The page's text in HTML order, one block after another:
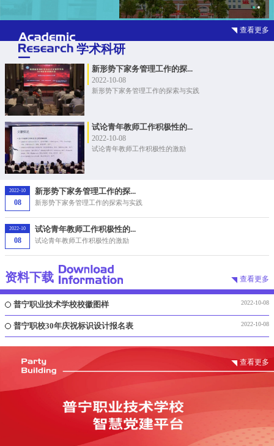
学术科研
查看更多
新形势下家务管理工作的探...
2022-10-08
新形势下家务管理工作的探索与实践
试论青年教师工作积极性的...
2022-10-08
试论青年教师工作积极性的激励
2022-10
08
新形势下家务管理工作的探...
新形势下家务管理工作的探索与实践
2022-10
08
试论青年教师工作积极性的...
试论青年教师工作积极性的激励
资料下载
普宁职业技术学校校徽图样 2022-10-08
普宁职校30年庆祝标识设计报名表 2022-10-08
查看更多
查看更多